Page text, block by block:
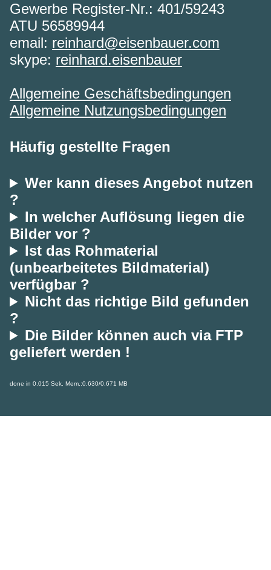
Gewerbe Register-Nr.: 401/59243
ATU 56589944
email: reinhard@eisenbauer.com
skype: reinhard.eisenbauer
Allgemeine Geschäftsbedingungen
Allgemeine Nutzungsbedingungen
Häufig gestellte Fragen
Wer kann dieses Angebot nutzen
?
In welcher Auflösung liegen die
Bilder vor ?
Ist das Rohmaterial
(unbearbeitetes Bildmaterial)
verfügbar ?
Nicht das richtige Bild gefunden
?
Die Bilder können auch via FTP
geliefert werden !
done in 0.015 Sek. Mem.:0.630/0.671 MB